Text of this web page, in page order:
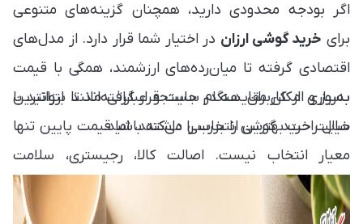
اگر بودجه محدودی دارید، همچنان گزینه‌های متنوعی
برای خرید گوشی ارزان در اختیار شما قرار دارد. از مدل‌های
اقتصادی گرفته تا میان‌رده‌های ارزشمند، همگی با قیمت
به‌روز و امکان مقایسه در سایت قرار گرفته‌اند تا بتوانید با
خیال راحت بهترین انتخاب را داشته باشید.
بسیاری از کاربران هنگام جستجو عباراتی مانند ارزانترین
سایت خرید گوشی را بررسی می‌کنند، اما قیمت پایین تنها
معیار انتخاب نیست. اصالت کالا، رجیستری، سلامت
دستگاه و خدمات پس از فروش نیز اهمیت زیادی دارند و
باید در کنار قیمت مناسب در نظر گرفته شوند.